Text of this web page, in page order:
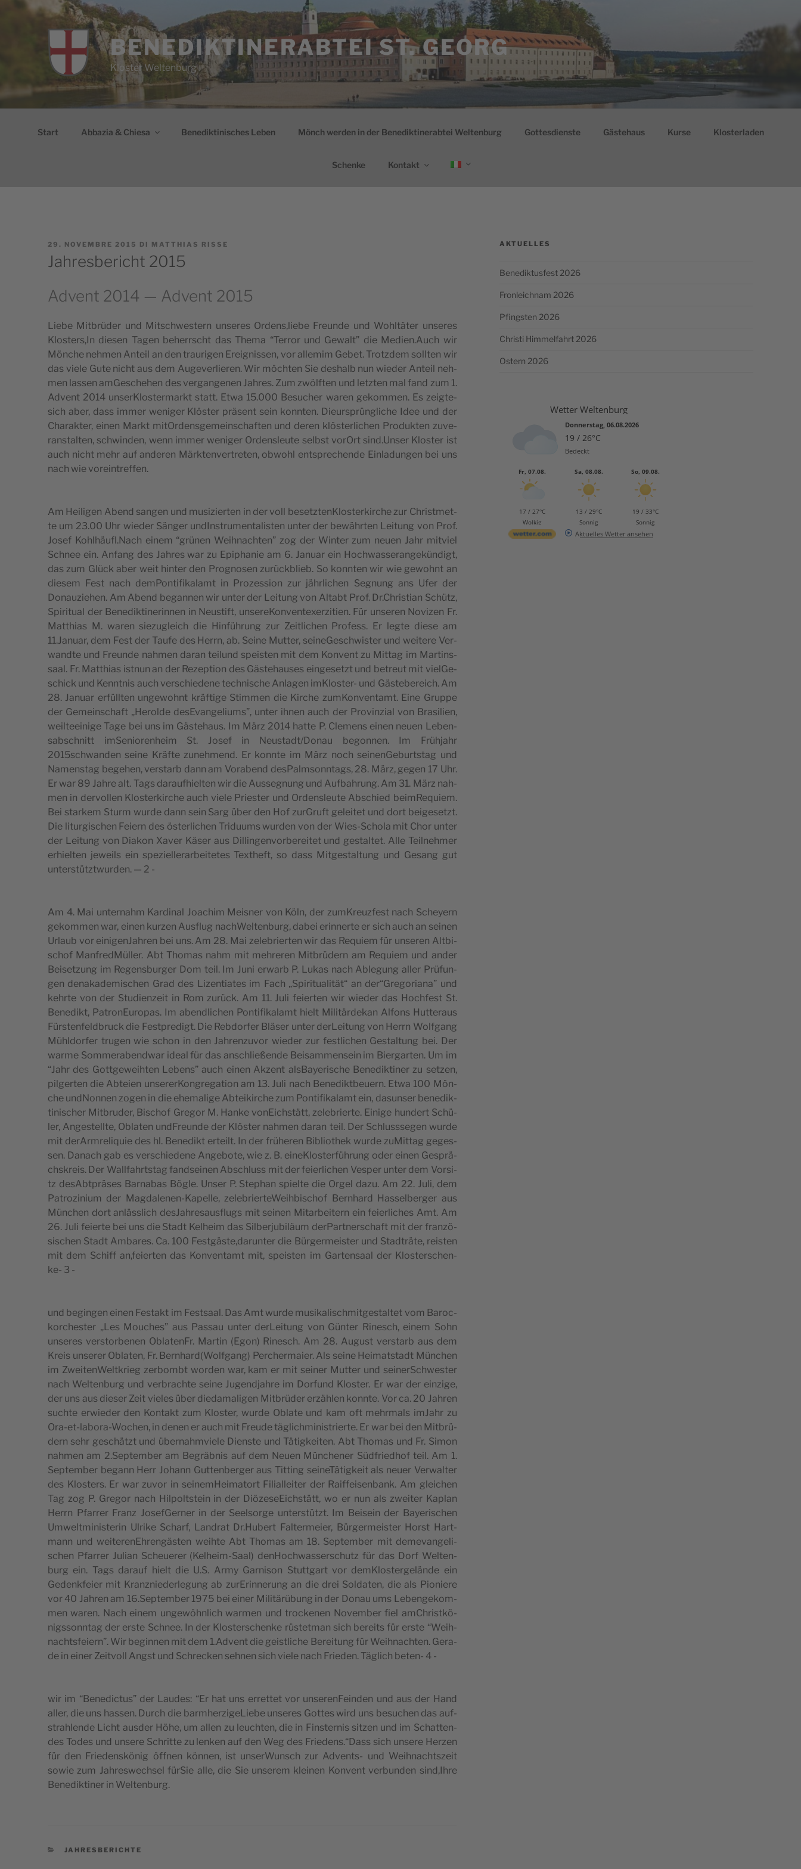
BENEDIKTINERABTEI ST. GEORG
Kloster Weltenburg
Start Abbazia & Chiesa Benediktinisches Leben Mönch werden in der Benediktinerabtei Weltenburg Gottesdienste Gästehaus Kurse Klosterladen
Schenke Kontakt
PUBBLICATO
29. NOVEMBRE 2015 DI MATTHIAS RISSE
Jahresbericht 2015
Advent 2014 — Advent 2015
Lie­be Mit­brü­der und Mitsch­we­stern unse­res Ordens,liebe Freun­de und Wohl­tä­ter unse­res
Klosters,In die­sen Tagen beherr­scht das The­ma “Ter­ror und Gewalt” die Medien.Auch wir
Mön­che neh­men Anteil an den trau­ri­gen Erei­gnis­sen, vor alle­mim Gebet. Tro­tz­dem soll­ten wir
das vie­le Gute nicht aus dem Auge­ver­lie­ren. Wir möch­ten Sie deshalb nun wie­der Anteil neh­
men las­sen amGe­sche­hen des ver­gan­ge­nen Jah­res. Zum zwöl­ften und letz­ten mal fand zum 1.
Advent 2014 unser­Klo­ster­markt statt. Etwa 15.000 Besu­cher waren gekom­men. Es zeig­te­
sich aber, dass immer weni­ger Klö­ster prä­sent sein konn­ten. Dieur­sprün­gli­che Idee und der
Cha­rak­ter, einen Markt mitOr­den­sge­mein­schaf­ten und deren klö­ster­li­chen Pro­duk­ten zuve­
ran­stal­ten, sch­win­den, wenn immer weni­ger Orden­sleu­te selb­st vorOrt sind.Unser Klo­ster ist
auch nicht mehr auf ande­ren Märk­ten­ver­tre­ten, obwo­hl entspre­chen­de Ein­la­dun­gen bei uns
nach wie voreintreffen.
Am Hei­li­gen Abend san­gen und musi­zier­ten in der voll bese­tz­ten­Klo­ster­kir­che zur Christ­met­
te um 23.00 Uhr wie­der Sän­ger undIn­stru­men­ta­li­sten unter der bewähr­ten Lei­tung von Prof.
Josef Kohlhäufl.Nach einem “grü­nen Weih­na­ch­ten” zog der Win­ter zum neuen Jahr mit­viel
Sch­nee ein. Anfang des Jah­res war zu Epi­pha­nie am 6. Januar ein Hoch­was­se­ran­ge­kün­digt,
das zum Glück aber weit hin­ter den Pro­gno­sen zurüc­k­blieb. So konn­ten wir wie gewohnt an
die­sem Fest nach dem­Pon­ti­fi­ka­lamt in Pro­zes­sion zur jähr­li­chen Segnung ans Ufer der
Donau­zie­hen. Am Abend began­nen wir unter der Lei­tung von Altabt Prof. Dr.Christian Schü­tz,
Spi­ri­tual der Bene­dik­ti­ne­rin­nen in Neu­stift, unse­re­Kon­ven­te­xer­zi­tien. Für unse­ren Novi­zen Fr.
Mat­thias M. waren sie­zu­gleich die Hin­füh­rung zur Zei­tli­chen Pro­fess. Er leg­te die­se am
11.Januar, dem Fest der Tau­fe des Herrn, ab. Sei­ne Mut­ter, sei­ne­Ge­sch­wi­ster und wei­te­re Ver­
wand­te und Freun­de nah­men daran tei­lund spei­sten mit dem Kon­vent zu Mit­tag im Mar­tins­
saal. Fr. Mat­thias ist­nun an der Rezep­tion des Gäste­hau­ses ein­ge­se­tzt und betreut mit viel­Ge­
schick und Kennt­nis auch ver­schie­de­ne tech­ni­sche Anla­gen imKlo­ster- und Gäste­be­reich. Am
28. Januar erfüll­ten ungewohnt kräf­ti­ge Stim­men die Kir­che zum­Kon­ven­tamt. Eine Grup­pe
der Gemein­schaft „Herol­de desE­van­ge­liums”, unter ihnen auch der Pro­vin­zial von Bra­si­lien,
weil­teei­ni­ge Tage bei uns im Gäste­haus. Im März 2014 hat­te P. Cle­mens einen neuen Leben­
sab­sch­nitt imSe­nio­re­n­heim St. Josef in Neustadt/Donau begon­nen. Im Frü­h­jahr
2015schwanden sei­ne Kräf­te zuneh­mend. Er konn­te im März noch sei­nen­Ge­burts­tag und
Namen­stag bege­hen, ver­starb dann am Vora­bend desPalm­sonn­tags, 28. März, gegen 17 Uhr.
Er war 89 Jah­re alt. Tags darau­f­hiel­ten wir die Aus­se­gnung und Auf­bah­rung. Am 31. März nah­
men in der­vol­len Klo­ster­kir­che auch vie­le Prie­ster und Orden­sleu­te Abschied beim­Re­quiem.
Bei star­kem Sturm wur­de dann sein Sarg über den Hof zur­Gruft gelei­tet und dort bei­ge­se­tzt.
Die litur­gi­schen Feiern des öster­li­chen Tri­duums wur­den von der Wies-Scho­la mit Chor unter
der Lei­tung von Dia­kon Xaver Käser aus Dil­lin­gen­vor­be­rei­tet und gestal­tet. Alle Teil­neh­mer
erhiel­ten jeweils ein spe­ziel­le­rar­bei­te­tes Tex­theft, so dass Mit­ge­stal­tung und Gesang gut
unter­stü­tzt­wur­den. — 2 -
Am 4. Mai unter­nahm Kar­di­nal Joa­chim Mei­sner von Köln, der zum­Kreu­z­fe­st nach Scheyern
gekom­men war, einen kur­zen Ausflug nach­Wel­ten­burg, dabei erin­ner­te er sich auch an sei­nen
Urlaub vor eini­ge­n­Jah­ren bei uns. Am 28. Mai zele­brier­ten wir das Requiem für unse­ren Alt­bi­
schof Man­fred­Mül­ler. Abt Tho­mas nahm mit meh­re­ren Mit­brü­dern am Requiem und ander
Bei­se­tzung im Regen­sbur­ger Dom teil. Im Juni erwarb P. Lukas nach Able­gung aller Prü­fun­
gen dena­ka­de­mi­schen Grad des Lizen­tia­tes im Fach „Spi­ri­tua­li­tät“ an der“Gregoriana” und
kehr­te von der Stu­dien­zeit in Rom zurück. Am 11. Juli feier­ten wir wie­der das Hoch­fe­st St.
Bene­dikt, Patro­nEu­ro­pas. Im abend­li­chen Pon­ti­fi­ka­lamt hielt Mili­tär­de­kan Alfons Hut­te­raus
Für­sten­feld­bruck die Fest­pre­digt. Die Reb­dor­fer Blä­ser unter der­Lei­tung von Herrn Wol­fgang
Mühl­dor­fer tru­gen wie schon in den Jah­ren­zu­vor wie­der zur festli­chen Gestal­tung bei. Der
war­me Som­me­ra­bend­war ideal für das anschließen­de Bei­sam­men­sein im Bier­gar­ten. Um im
“Jahr des Gott­gewei­h­ten Lebens” auch einen Akzent alsBaye­ri­sche Bene­dik­ti­ner zu setzen,
pil­ger­ten die Abteien unse­rer­Kon­gre­ga­tion am 13. Juli nach Bene­dikt­beuern. Etwa 100 Mön­
che und­Non­nen zogen in die ehe­ma­li­ge Abtei­kir­che zum Pon­ti­fi­ka­lamt ein, dasun­ser bene­dik­
ti­ni­scher Mit­bru­der, Bischof Gre­gor M. Han­ke vonEi­ch­stätt, zele­brier­te. Eini­ge hun­dert Schü­
ler, Ange­stell­te, Obla­ten und­Freun­de der Klö­ster nah­men daran teil. Der Schlus­s­se­gen wur­de
mit derArm­re­li­quie des hl. Bene­dikt erteilt. In der frü­he­ren Biblio­thek wur­de zuMit­tag geges­
sen. Danach gab es ver­schie­de­ne Ange­bo­te, wie z. B. eine­Klo­ster­füh­rung oder einen Gesprä­
ch­skreis. Der Wall­fahrts­tag fand­sei­nen Abschluss mit der feier­li­chen Vesper unter dem Vor­si­
tz desAbt­prä­ses Bar­na­bas Bögle. Unser P. Ste­phan spiel­te die Orgel dazu. Am 22. Juli, dem
Patro­zi­nium der Mag­da­le­nen-Kapel­le, zele­brier­teWeih­bi­schof Ber­n­hard Has­sel­ber­ger aus
Mün­chen dort anläs­slich desJah­re­sau­sflugs mit sei­nen Mitar­bei­tern ein feier­li­ches Amt. Am
26. Juli feier­te bei uns die Stadt Kelheim das Sil­be­r­ju­bi­läum der­Part­ner­schaft mit der fran­zö­
si­schen Stadt Amba­res. Ca. 100 Festgäste,darunter die Bür­ger­mei­ster und Stad­trä­te, rei­sten
mit dem Schiff an,feierten das Kon­ven­tamt mit, spei­sten im Gar­ten­saal der Klo­ster­schen­
ke- 3 -
und begin­gen einen Festakt im Festsaal. Das Amt wur­de musi­ka­li­sch­mit­ge­stal­tet vom Baroc­
kor­che­ster „Les Mou­ches” aus Pas­sau unter der­Lei­tung von Gün­ter Rine­sch, einem Sohn
unse­res ver­stor­be­nen Obla­ten­Fr. Mar­tin (Egon) Rine­sch. Am 28. Augu­st ver­starb aus dem
Kreis unse­rer Obla­ten, Fr. Bernhard(Wolfgang) Per­cher­ma­ier. Als sei­ne Hei­ma­tstadt Mün­chen
im Zwei­te­n­Wel­t­krieg zer­bombt wor­den war, kam er mit sei­ner Mut­ter und sei­ner­Sch­we­ster
nach Welt­en­burg und ver­bra­ch­te sei­ne Jugen­d­jah­re im Dor­fund Klo­ster. Er war der ein­zi­ge,
der uns aus die­ser Zeit vie­les über die­da­ma­li­gen Mit­brü­der erzä­hlen konn­te. Vor ca. 20 Jah­ren
such­te erwie­der den Kon­takt zum Klo­ster, wur­de Obla­te und kam oft mehr­mals imJahr zu
Ora-et-labo­ra-Wochen, in denen er auch mit Freu­de tägli­ch­mi­ni­strier­te. Er war bei den Mit­brü­
dern sehr geschä­tzt und über­nahm­vie­le Dien­ste und Täti­g­kei­ten. Abt Tho­mas und Fr. Simon
nah­men am 2.September am Begräb­nis auf dem Neuen Mün­che­ner Süd­frie­d­hof teil. Am 1.
Sep­tem­ber begann Herr Johann Gut­ten­ber­ger aus Tit­ting sei­ne­Tä­ti­g­keit als neuer Ver­wal­ter
des Klo­sters. Er war zuvor in sei­ne­m­Hei­ma­tort Filial­lei­ter der Raif­fei­sen­bank. Am glei­chen
Tag zog P. Gre­gor nach Hil­pol­tstein in der Diö­ze­seEi­ch­stätt, wo er nun als zwei­ter Kaplan
Herrn Pfar­rer Franz Josef­Ger­ner in der Seel­sor­ge unter­stü­tzt. Im Bei­sein der Baye­ri­schen
Umwelt­mi­ni­ste­rin Ulri­ke Scharf, Lan­drat Dr.Hubert Fal­ter­meier, Bür­ger­mei­ster Hor­st Hart­
mann und wei­te­re­nEh­ren­gä­sten wei­h­te Abt Tho­mas am 18. Sep­tem­ber mit deme­van­ge­li­
schen Pfar­rer Julian Scheue­rer (Kelheim-Saal) den­Ho­ch­was­ser­schu­tz für das Dorf Welt­en­
burg ein. Tags darauf hielt die U.S. Army Gar­ni­son Stutt­gart vor dem­Klo­ster­ge­län­de ein
Gedenk­feier mit Kranz­nie­der­le­gung ab zurE­rin­ne­rung an die drei Sol­da­ten, die als Pio­nie­re
vor 40 Jah­ren am 16.September 1975 bei einer Mili­tä­rü­bung in der Donau ums Leben­ge­kom­
men waren. Nach einem ungewöhn­lich war­men und troc­ke­nen Novem­ber fiel amChri­st­kö­
nigs­sonn­tag der erste Sch­nee. In der Klo­ster­schen­ke rüstet­man sich berei­ts für erste “Weih­
na­ch­tsfeiern”. Wir begin­nen mit dem 1.Advent die gei­stli­che Berei­tung für Weih­na­ch­ten. Gera­
de in einer Zeit­voll Ang­st und Schrec­ken seh­nen sich vie­le nach Frie­den. Täglich beten- 4 -
wir im “Bene­dic­tus” der Lau­des: “Er hat uns erret­tet vor unse­ren­Fein­den und aus der Hand
aller, die uns has­sen. Durch die bar­m­her­zi­ge­Lie­be unse­res Got­tes wird uns besu­chen das auf­
stra­hlen­de Licht ausder Höhe, um allen zu leu­ch­ten, die in Fin­ster­nis sitzen und im Schat­ten­
des Todes und unse­re Schrit­te zu len­ken auf den Weg des Friedens.“Dass sich unse­re Her­zen
für den Frie­den­skö­nig öff­nen kön­nen, ist unser­Wun­sch zur Adven­ts- und Weih­na­ch­tszeit
sowie zum Jah­re­swe­ch­sel für­Sie alle, die Sie unse­rem klei­nen Kon­vent ver­bun­den sind,Ihre
Bene­dik­ti­ner in Weltenburg.
CATEGORIE
JAHRESBERICHTE
AKTUELLES
Benediktusfest 2026
Fronleichnam 2026
Pfingsten 2026
Christi Himmelfahrt 2026
Ostern 2026
Wetter Weltenburg
Donnerstag, 06.08.2026
19 / 26°C
Bedeckt
Fr, 07.08.
17 / 27°C
Wolkig
Sa, 08.08.
13 / 29°C
Sonnig
So, 09.08.
19 / 33°C
Sonnig
Aktuelles Wetter ansehen